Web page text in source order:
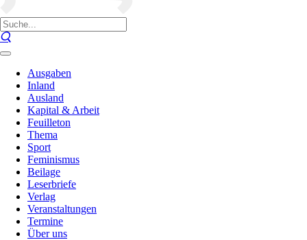
Ausgaben
Inland
Ausland
Kapital & Arbeit
Feuilleton
Thema
Sport
Feminismus
Beilage
Leserbriefe
Verlag
Veranstaltungen
Termine
Über uns